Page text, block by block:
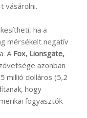
vásárolni.
ha a
mérsékelt negatív
A Fox, Lionsgate,
azonban
millió dolláros (5,2
hogy
fogyasztók